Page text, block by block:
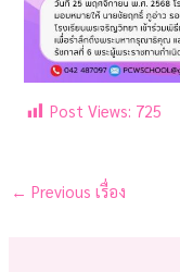
Post Views: 725
← Previous เรื่อง